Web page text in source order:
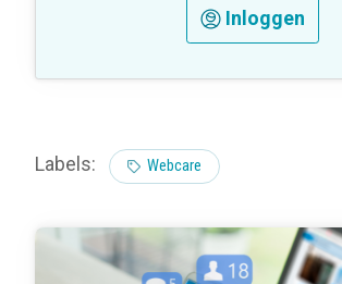
Inloggen
Labels: Webcare